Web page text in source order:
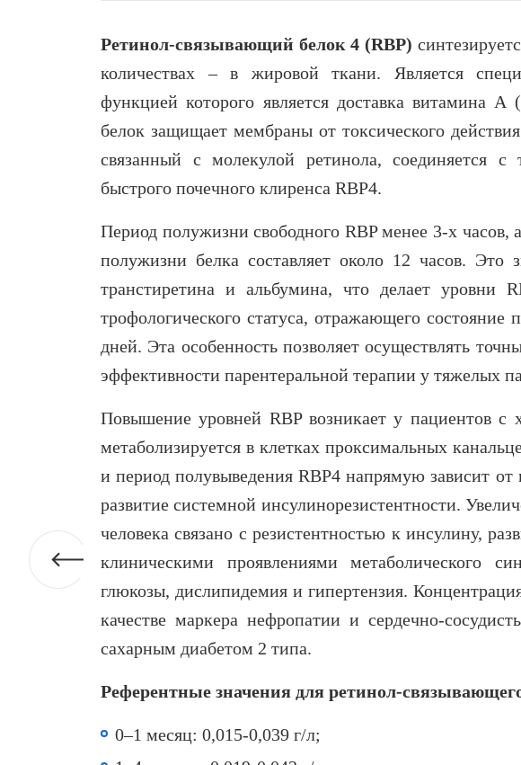
Ретинол-связывающий белок 4 (RBP)
количествах – в жировой ткани. Является
функцией которого является доставка витамина
белок защищает мембраны от токсического
связанный с молекулой ретинола, соединяется с
быстрого почечного клиренса RBP4.
Период полужизни свободного RBP менее 3-х часов,
полужизни белка составляет около 12 часов. Это
транстиретина и альбумина, что делает уровни
трофологического статуса, отражающего
дней. Эта особенность позволяет осуществлять
эффективности парентеральной терапии у тяжелых
Повышение уровней RBP возникает у пациентов с
метаболизируется в клетках проксимальных
и период полувыведения RBP4 напрямую зависит
развитие системной инсулинорезистентности.
человека связано с резистентностью к инсулину,
клиническими проявлениями метаболического
глюкозы, дислипидемия и гипертензия.
качестве маркера нефропaтии и сердечно-
сахарным диабетом 2 типа.
Референтные значения для ретинол-
0–1 месяц: 0,015-0,039 г/л;